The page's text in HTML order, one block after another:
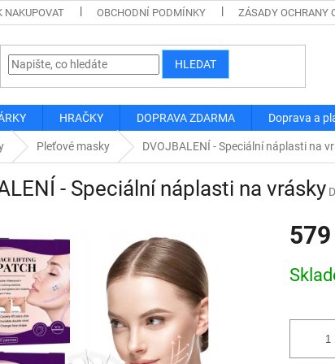
NAKUPOVAT OBCHODNÍ PODMÍNKY ZÁSADY OCHRANY
HLEDAT
HRAČKY DOPRAVA ZDARMA Doprava a
Pleťové masky DVOJBALENÍ - Speciální náplasti na
- Speciální náplasti na vrásky
cena: